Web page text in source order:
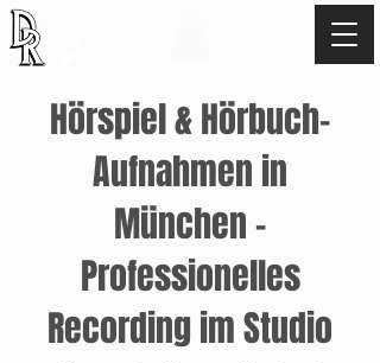
Hörspiel & Hörbuch-
Aufnahmen in
München –
Professionelles
Recording im Studio